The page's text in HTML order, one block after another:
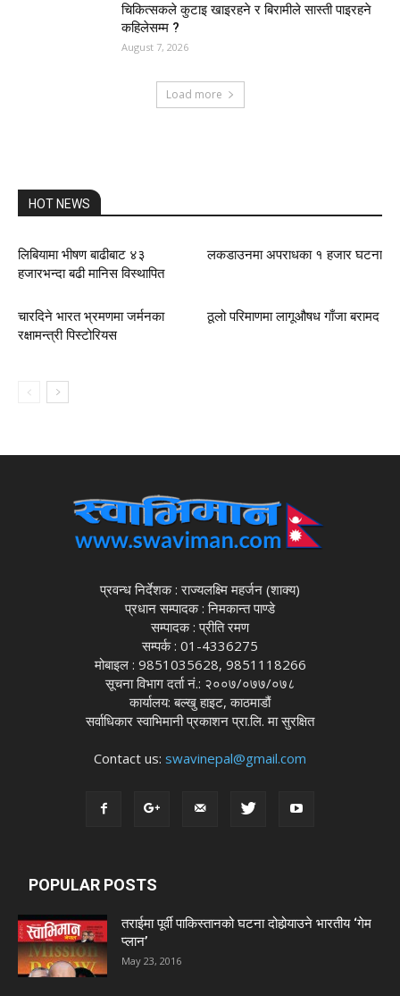
चिकित्सकले कुटाइ खाइरहने र बिरामीले सास्ती पाइरहने
कहिलेसम्म ?
August 7, 2026
Load more
HOT NEWS
लिबियामा भीषण बाढीबाट ४३
हजारभन्दा बढी मानिस विस्थापित
लकडाउनमा अपराधका १ हजार घटना
चारदिने भारत भ्रमणमा जर्मनका
रक्षामन्त्री पिस्टोरियस
ठूलो परिमाणमा लागूऔषध गाँजा बरामद
प्रवन्ध निर्देशक : राज्यलक्ष्मि महर्जन (शाक्य)
प्रधान सम्पादक : निमकान्त पाण्डे
सम्पादक : प्रीति रमण
सम्पर्क : 01-4336275
मोबाइल : 9851035628, 9851118266
सूचना विभाग दर्ता नं.: २००७/०७७/०७८
कार्यालय: बल्खु हाइट, काठमाडौं
सर्वाधिकार स्वाभिमानी प्रकाशन प्रा.लि. मा सुरक्षित
Contact us: swavinepal@gmail.com
POPULAR POSTS
तराईमा पूर्वी पाकिस्तानको घटना दोहोर्‍याउने भारतीय ‘गेम
प्लान’
May 23, 2016